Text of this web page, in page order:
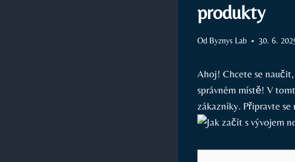
produkty
Od Byznys Lab 30. 6.
Ahoj! Chcete se
správném místě! V
zákazníky. Připravte se